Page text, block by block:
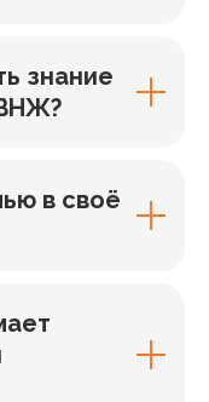
знание
в своё